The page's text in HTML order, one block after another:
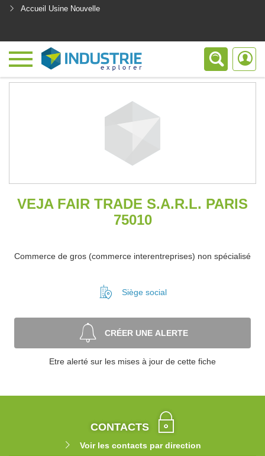
Accueil Usine Nouvelle
VEJA FAIR TRADE S.A.R.L. PARIS
75010
Commerce de gros (commerce interentreprises) non spécialisé
Siège social
CRÉER UNE ALERTE
Etre alerté sur les mises à jour de cette fiche
CONTACTS
Voir les contacts par direction